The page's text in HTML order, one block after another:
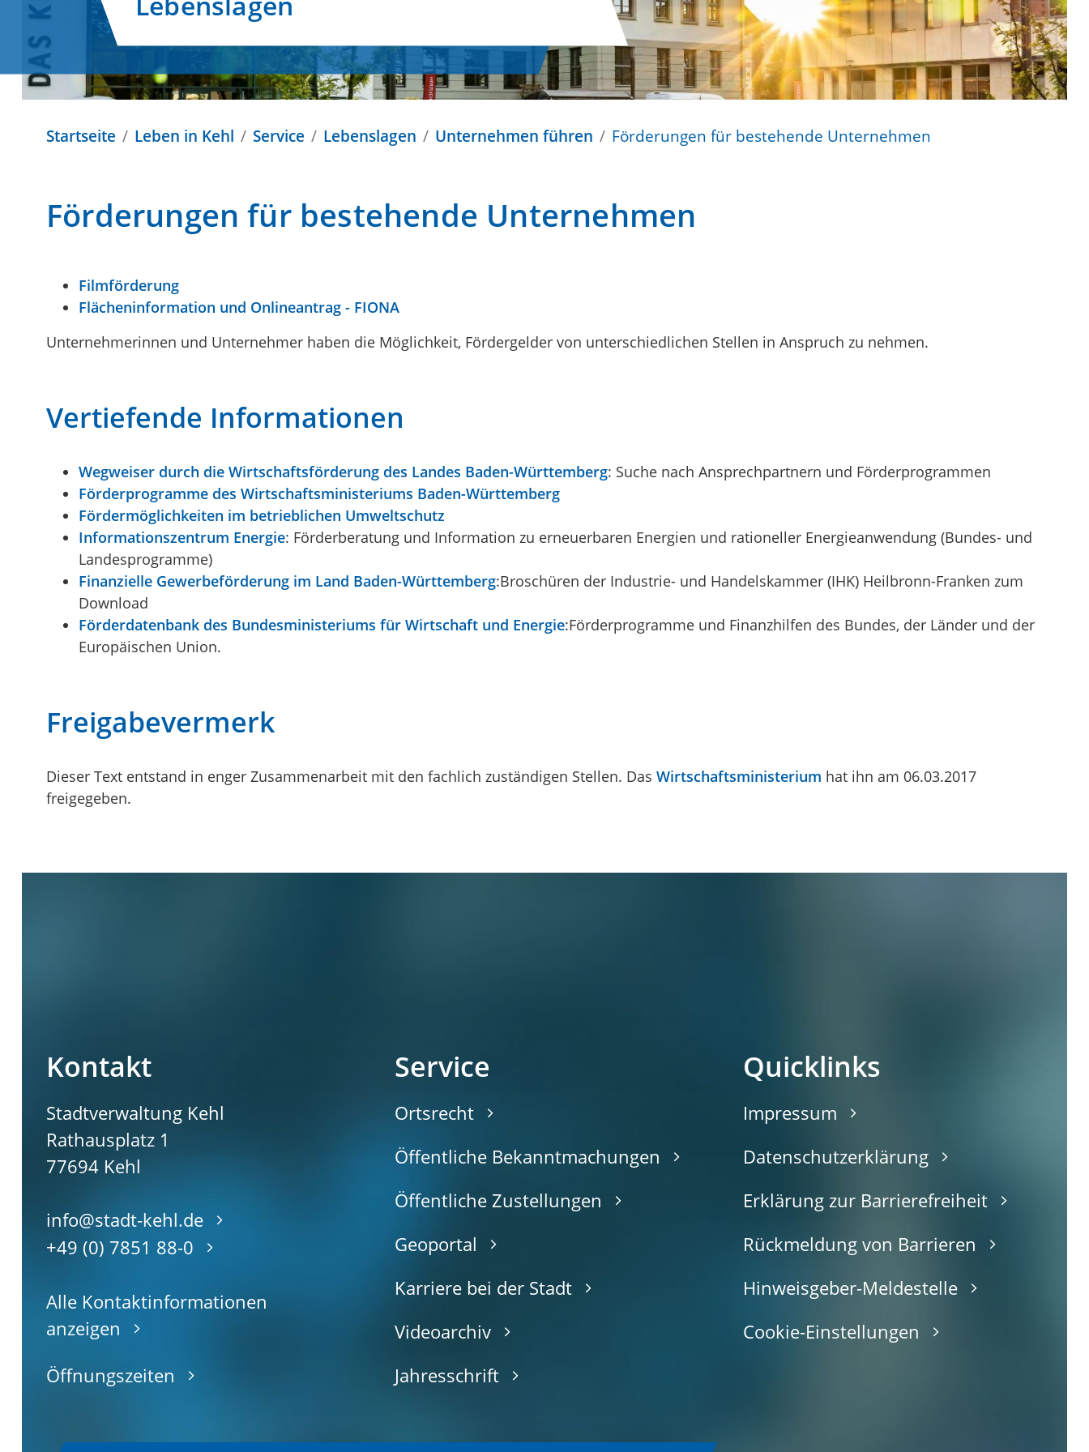
Startseite Leben in Kehl Service Lebenslagen Unternehmen führen Förderungen für bestehende Unternehmen
Förderungen für bestehende Unternehmen
Filmförderung
Flächeninformation und Onlineantrag - FIONA
Unternehmerinnen und Unternehmer haben die Möglichkeit, Fördergelder von unterschiedlichen Stellen in Anspruch zu nehmen.
Vertiefende Informationen
Wegweiser durch die Wirtschaftsförderung des Landes Baden-Württemberg: Suche nach Ansprechpartnern und Förderprogrammen
Förderprogramme des Wirtschaftsministeriums Baden-Württemberg
Fördermöglichkeiten im betrieblichen Umweltschutz
Informationszentrum Energie: Förderberatung und Information zu erneuerbaren Energien und rationeller Energieanwendung (Bundes- und
Landesprogramme)
Finanzielle Gewerbeförderung im Land Baden-Württemberg:Broschüren der Industrie- und Handelskammer (IHK) Heilbronn-Franken zum
Download
Förderdatenbank des Bundesministeriums für Wirtschaft und Energie:Förderprogramme und Finanzhilfen des Bundes, der Länder und der
Europäischen Union.
Freigabevermerk
Dieser Text entstand in enger Zusammenarbeit mit den fachlich zuständigen Stellen. Das Wirtschaftsministerium hat ihn am 06.03.2017
freigegeben.
Kontakt
Stadtverwaltung Kehl
Rathausplatz 1
77694 Kehl
info@stadt-kehl.de
+49 (0) 7851 88-0
Alle Kontaktinformationen
anzeigen
Öffnungszeiten
Service
Ortsrecht
Öffentliche Bekanntmachungen
Öffentliche Zustellungen
Geoportal
Karriere bei der Stadt
Videoarchiv
Jahresschrift
Quicklinks
Impressum
Datenschutzerklärung
Erklärung zur Barrierefreiheit
Rückmeldung von Barrieren
Hinweisgeber-Meldestelle
Cookie-Einstellungen